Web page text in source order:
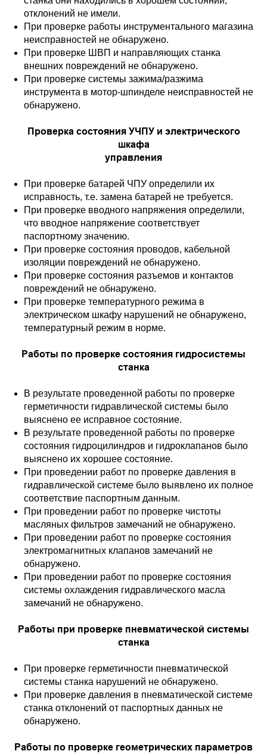
отклонений не имели.
При проверке работы инструментального магазина
неисправностей не обнаружено.
При проверке ШВП и направляющих станка
внешних повреждений не обнаружено.
При проверке системы зажима/разжима
инструмента в мотор-шпинделе неисправностей не
обнаружено.
Проверка состояния УЧПУ и электрического
шкафа
управления
При проверке батарей ЧПУ определили их
исправность, т.е. замена батарей не требуется.
При проверке вводного напряжения определили,
что вводное напряжение соответствует
паспортному значению.
При проверке состояния проводов, кабельной
изоляции повреждений не обнаружено.
При проверке состояния разъемов и контактов
повреждений не обнаружено.
При проверке температурного режима в
электрическом шкафу нарушений не обнаружено,
температурный режим в норме.
Работы по проверке состояния гидросистемы
станка
В результате проведенной работы по проверке
герметичности гидравлической системы было
выяснено ее исправное состояние.
В результате проведенной работы по проверке
состояния гидроцилиндров и гидроклапанов было
выяснено их хорошее состояние.
При проведении работ по проверке давления в
гидравлической системе было выявлено их полное
соответствие паспортным данным.
При проведении работ по проверке чистоты
масляных фильтров замечаний не обнаружено.
При проведении работ по проверке состояния
электромагнитных клапанов замечаний не
обнаружено.
При проведении работ по проверке состояния
системы охлаждения гидравлического масла
замечаний не обнаружено.
Работы при проверке пневматической системы
станка
При проверке герметичности пневматической
системы станка нарушений не обнаружено.
При проверке давления в пневматической системе
станка отклонений от паспортных данных не
обнаружено.
Работы по проверке геометрических параметров